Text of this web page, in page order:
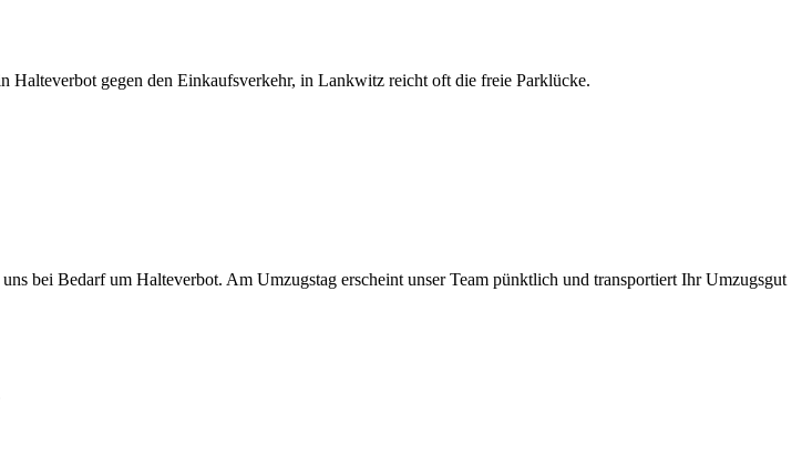
Halteverbot gegen den Einkaufsverkehr, in Lankwitz reicht oft die freie Parklücke.
bei Bedarf um Halteverbot. Am Umzugstag erscheint unser Team pünktlich und transportiert Ihr Umzugsgut